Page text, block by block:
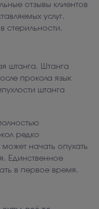
отзывы клиентов
услуг.
стерильности.
штанга. Штанга
прокола язык
штанга
редко
начать опухать
Единственное
в первое время.